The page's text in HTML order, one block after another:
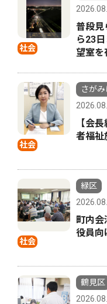
社会
普段見
ら23
望室を
社会
さが
【会
者福
社会
緑区
町内
役員向
鶴見区